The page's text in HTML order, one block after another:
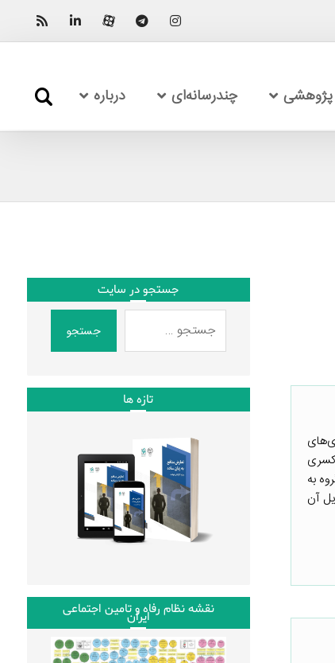
چندرسانه‌ای درباره
به
آن
جستجو در سایت
جستجو
تازه ها
نقشه نظام رفاه و تامین اجتماعی
ایران